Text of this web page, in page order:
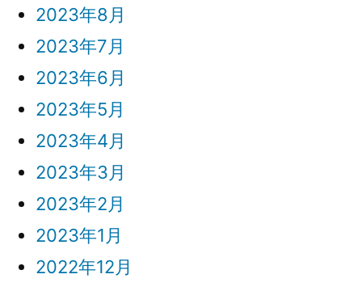
2023年8月
2023年7月
2023年6月
2023年5月
2023年4月
2023年3月
2023年2月
2023年1月
2022年12月